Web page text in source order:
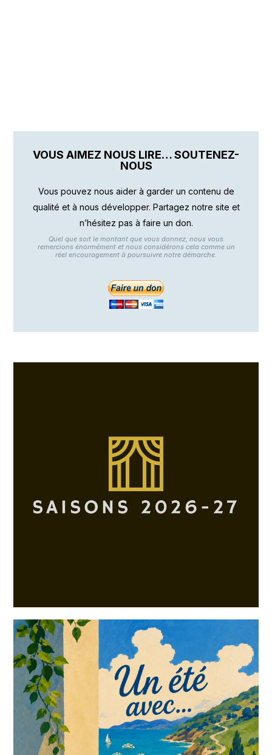
VOUS AIMEZ NOUS LIRE… SOUTENEZ-
NOUS
Vous pouvez nous aider à garder un contenu de
qualité et à nous développer. Partagez notre site et
n’hésitez pas à faire un don.
Quel que soit le montant que vous donnez, nous vous
remercions énormément et nous considérons cela comme un
réel encouragement à poursuivre notre démarche.